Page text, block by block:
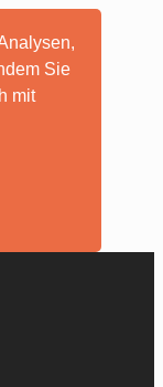
Sie
mit